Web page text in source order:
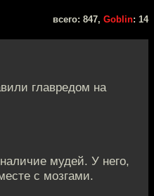
всего: 847, Goblin: 14
главредом на
мудей. У него,
с мозгами.